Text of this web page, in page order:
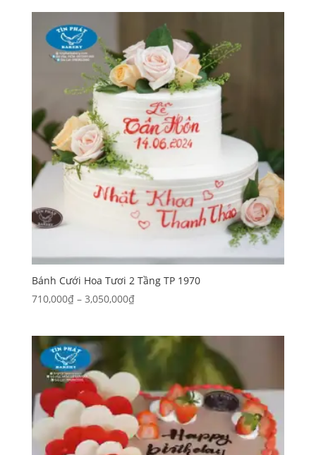
280,000₫
đến
1,170,000₫
Bánh Cưới Hoa Tươi 2 Tầng TP 1970
710,000₫ – 3,050,000₫Khoảng
710,000₫
đến
3,050,000₫